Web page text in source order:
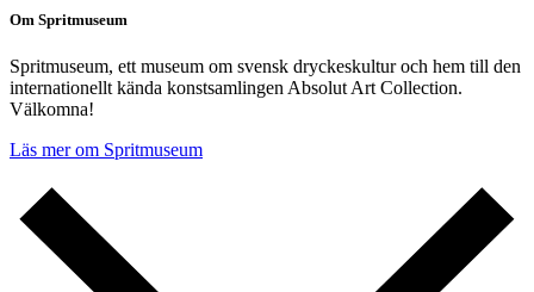
Om Spritmuseum
Spritmuseum, ett museum om svensk dryckeskultur och hem till den
internationellt kända konstsamlingen Absolut Art Collection.
Välkomna!
Läs mer om Spritmuseum